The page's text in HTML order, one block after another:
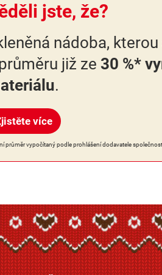
jste, že?
nádoba,
již ze 30 %*
.
více
průměr vypočítaný podle prohlášení dodavatele